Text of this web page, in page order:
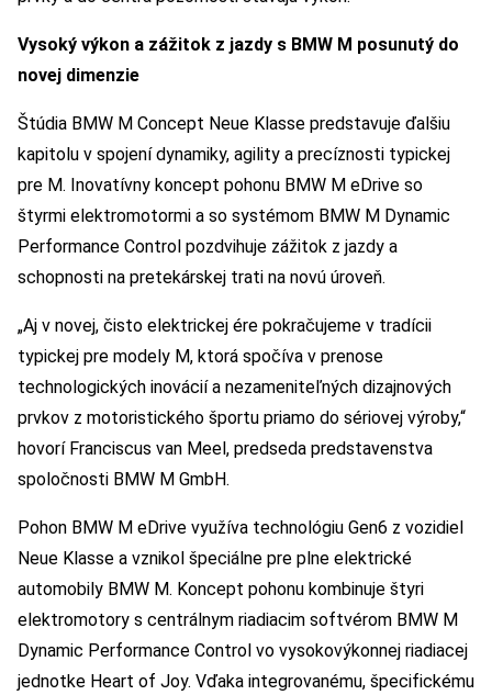
Vysoký výkon a zážitok z jazdy s BMW M posunutý do
novej dimenzie
Štúdia BMW M Concept Neue Klasse predstavuje ďalšiu
kapitolu v spojení dynamiky, agility a precíznosti typickej
pre M. Inovatívny koncept pohonu BMW M eDrive so
štyrmi elektromotormi a so systémom BMW M Dynamic
Performance Control pozdvihuje zážitok z jazdy a
schopnosti na pretekárskej trati na novú úroveň.
„Aj v novej, čisto elektrickej ére pokračujeme v tradícii
typickej pre modely M, ktorá spočíva v prenose
technologických inovácií a nezameniteľných dizajnových
prvkov z motoristického športu priamo do sériovej výroby,“
hovorí Franciscus van Meel, predseda predstavenstva
spoločnosti BMW M GmbH.
Pohon BMW M eDrive využíva technológiu Gen6 z vozidiel
Neue Klasse a vznikol špeciálne pre plne elektrické
automobily BMW M. Koncept pohonu kombinuje štyri
elektromotory s centrálnym riadiacim softvérom BMW M
Dynamic Performance Control vo vysokovýkonnej riadiacej
jednotke Heart of Joy. Vďaka integrovanému, špecifickému